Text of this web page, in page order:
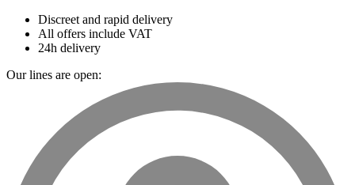
Discreet and rapid delivery
All offers include VAT
24h delivery
Our lines are open: